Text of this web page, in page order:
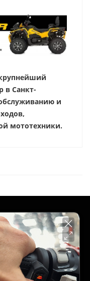
в Санкт-
и
мототехники.
PITER СОФИЙСКАЯ
ул. 6Б
sales@stels-piter.ru
(921) 943 09 38